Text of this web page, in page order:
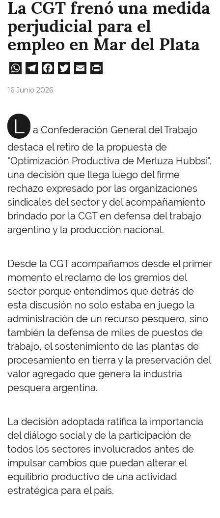
La CGT frenó una medida
perjudicial para el
empleo en Mar del Plata
W
A
pp
Te
m
Fa
16 Junio 2026
L
a Confederación General del Trabajo
destaca el retiro de la propuesta de
"Optimización Productiva de Merluza Hubbsi",
una decisión que llega luego del firme
rechazo expresado por las organizaciones
sindicales del sector y del acompañamiento
brindado por la CGT en defensa del trabajo
argentino y la producción nacional.
Desde la CGT acompañamos desde el primer
momento el reclamo de los gremios del
sector porque entendimos que detrás de
esta discusión no solo estaba en juego la
administración de un recurso pesquero, sino
también la defensa de miles de puestos de
trabajo, el sostenimiento de las plantas de
procesamiento en tierra y la preservación del
valor agregado que genera la industria
pesquera argentina.
La decisión adoptada ratifica la importancia
del diálogo social y de la participación de
todos los sectores involucrados antes de
impulsar cambios que puedan alterar el
equilibrio productivo de una actividad
estratégica para el país.